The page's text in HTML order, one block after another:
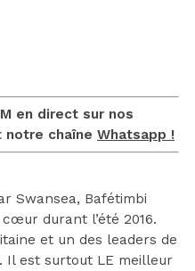
en direct sur nos
notre chaîne Whatsapp !
Swansea, Bafétimbi
durant l’été 2016.
et un des leaders de
Il est surtout LE meilleur